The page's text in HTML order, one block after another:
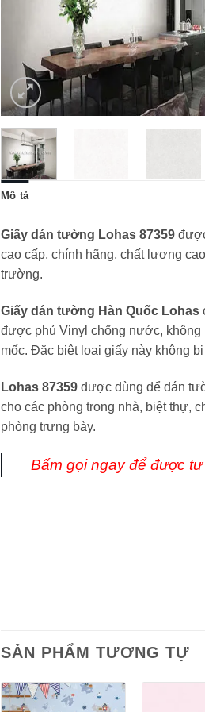
Mô tả
Giấy dán tường Lohas 87359
cao cấp, chính hãng, chất lượng
trường.
Giấy dán tường Hàn Quốc Lohas
được phủ Vinyl chống nước, không
mốc. Đặc biệt loại giấy này không
Lohas 87359 được dùng để dán
cho các phòng trong nhà, biệt thự,
phòng trưng bày.
Bấm gọi ngay để được
SẢN PHẨM TƯƠNG TỰ